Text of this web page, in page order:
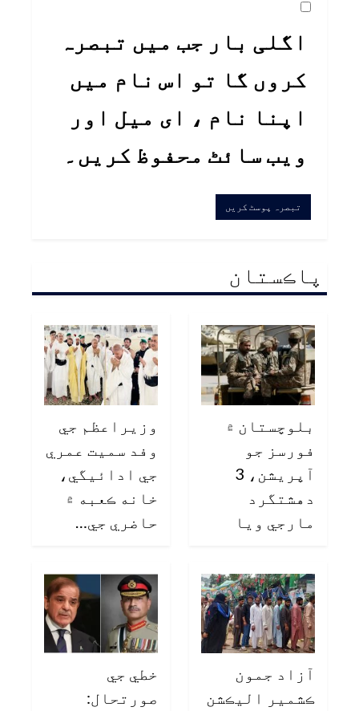
اگلی بار جب میں تبصرہ
کروں گا تو اس نام میں
اپنا نام ، ای میل اور
ویب سائٹ محفوظ کریں۔
پاڪستان
بلوچستان ۾
فورسز جو
آپريشن، 3
دهشتگرد
مارجي ويا
وزيراعظم جي
وفد سميت عمري
جي ادائيگي،
خانه ڪعبه ۾
حاضري جي…
آزاد جمون
ڪشمير اليڪشن
خطي جي
صورتحال: